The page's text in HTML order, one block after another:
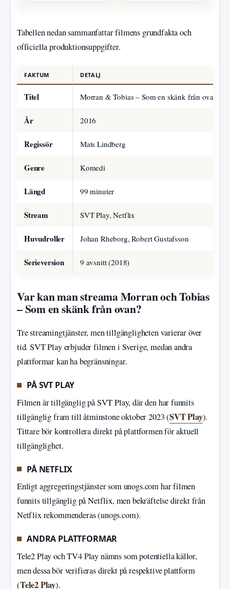
Tabellen nedan sammanfattar filmens grundfakta och
officiella produktionsuppgifter.
FAKTUM DETALJ
Titel Morran & Tobias – Som en skänk från ovan
År 2016
Regissör Mats Lindberg
Genre Komedi
Längd 99 minuter
Stream SVT Play, Netflix
Huvudroller Johan Rheborg, Robert Gustafsson
Serieversion 9 avsnitt (2018)
Var kan man streama Morran och Tobias
– Som en skänk från ovan?
Tre streamingtjänster, men tillgängligheten varierar över
tid. SVT Play erbjuder filmen i Sverige, medan andra
plattformar kan ha begränsningar.
PÅ SVT PLAY
Filmen är tillgänglig på SVT Play, där den har funnits
tillgänglig fram till åtminstone oktober 2023 (SVT Play).
Tittare bör kontrollera direkt på plattformen för aktuell
tillgänglighet.
PÅ NETFLIX
Enligt aggregeringstjänster som unogs.com har filmen
funnits tillgänglig på Netflix, men bekräftelse direkt från
Netflix rekommenderas (unogs.com).
ANDRA PLATTFORMAR
Tele2 Play och TV4 Play nämns som potentiella källor,
men dessa bör verifieras direkt på respektive plattform
(Tele2 Play).